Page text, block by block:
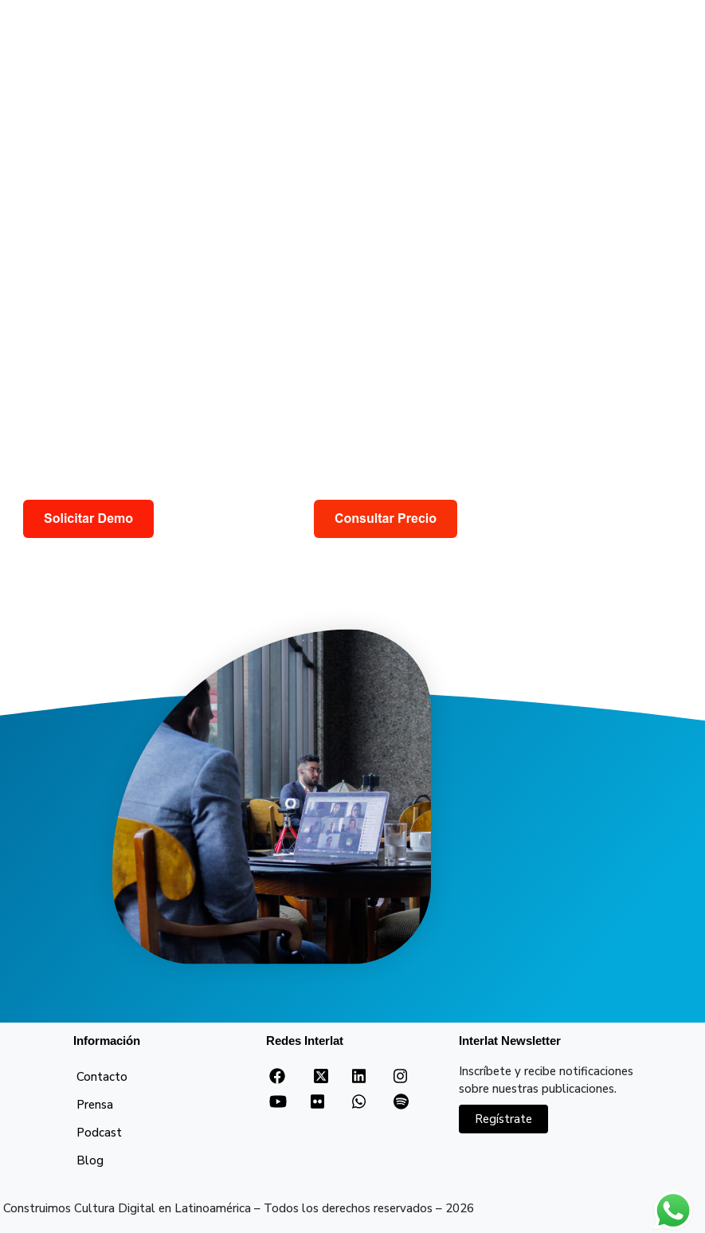
Información
Contacto
Prensa
Podcast
Blog
Redes Interlat Interlat Newsletter
Inscríbete y recibe notificaciones
sobre nuestras publicaciones.
Regístrate
Cultura Digital en Latinoamérica – Todos los derechos reservados – 2026